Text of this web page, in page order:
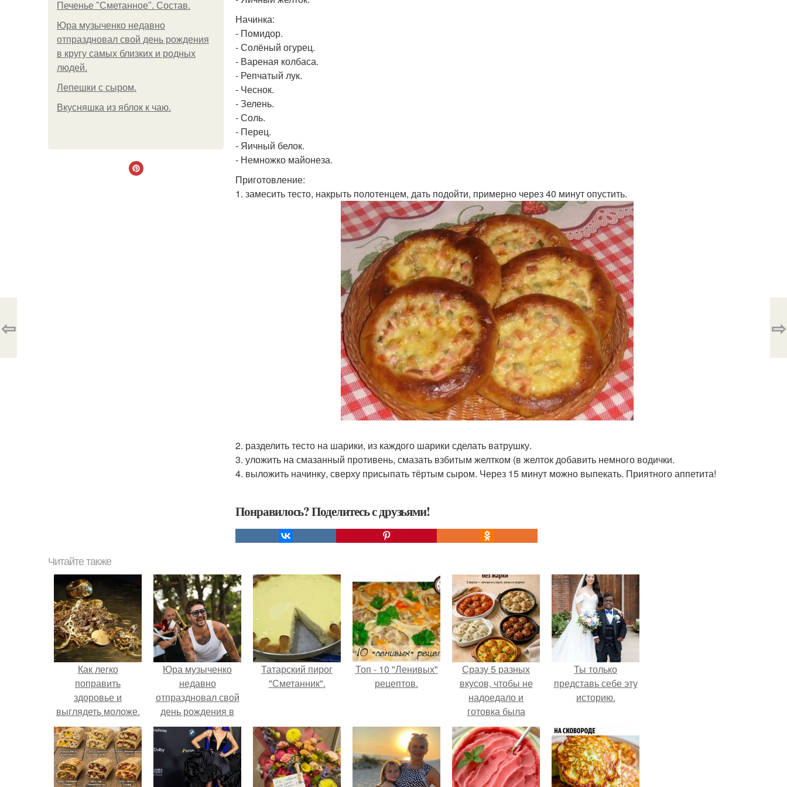
Печенье "Сметанное". Состав.
Юра музыченко недавно
отпраздновал свой день рождения
в кругу самых близких и родных
людей.
Лепешки с сыром.
Вкусняшка из яблок к чаю.
Начинка:
- Помидор.
- Солёный огурец.
- Вареная колбаса.
- Репчатый лук.
- Чеснок.
- Зелень.
- Соль.
- Перец.
- Яичный белок.
- Немножко майонеза.
Приготовление:
1. замесить тесто, накрыть полотенцем, дать подойти, примерно через 40 минут опустить.
2. разделить тесто на шарики, из каждого шарики сделать ватрушку.
3. уложить на смазанный противень, смазать взбитым желтком (в желток добавить немного водички.
4. выложить начинку, сверху присыпать тёртым сыром. Через 15 минут можно выпекать. Приятного аппетита!
Понравилось? Поделитесь с друзьями!
⇦ ⇨
Читайте также
Как легко
поправить
здоровье и
выглядеть моложе.
Юра музыченко
недавно
отпраздновал свой
день рождения в
кругу самых
близких и родных
людей.
Татарский пирог
"Сметанник".
Топ - 10 "Ленивых"
рецептов.
Сразу 5 разных
вкусов, чтобы не
надоедало и
готовка была
проще.
Ты только
представь себе эту
историю.